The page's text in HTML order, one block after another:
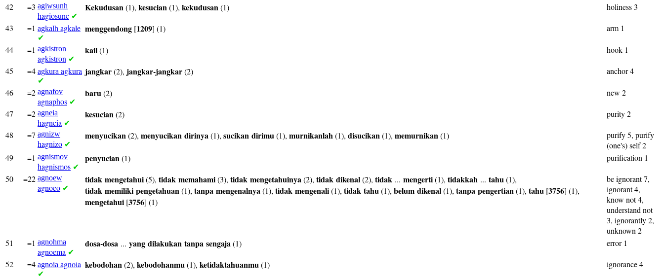
42 =3 agiwsunh
hagiosune ✔
Kekudusan(1), kesucian(1), kekudusan(1) holiness 3
43 =1 agkalh agkale
✔
menggendong [1209] (1) arm 1
44 =1 agkistron
agkistron ✔
kail(1) hook 1
45 =4 agkura agkura
✔
jangkar(2), jangkar-jangkar(2) anchor 4
46 =2 agnafov
agnaphos ✔
baru(2) new 2
47 =2 agneia
hagneia ✔
kesucian(2) purity 2
48 =7 agnizw
hagnizo ✔
menyucikan(2), menyucikan dirinya(1), sucikan dirimu(1), murnikanlah(1), disucikan(1), memurnikan(1)
purify 5, purify
(one's) self 2
49
=1 agnismov
hagnismos ✔
penyucian(1) purification 1
50 =22 agnoew
agnoeo ✔
tidak mengetahui(5), tidak memahami(3), tidak mengetahuinya(2), tidak dikenal(2), tidak ... mengerti(1), tidakkah ... tahu(1),
tidak memiliki pengetahuan(1), tanpa mengenalnya(1), tidak mengenali(1), tidak tahu(1), belum dikenal(1), tanpa pengertian(1), tahu [3756] (1),
mengetahui [3756] (1)
be ignorant 7,
ignorant 4,
know not 4,
understand not
3, ignorantly 2,
unknown 2
51
=1 agnohma
agnoema ✔
dosa-dosa ... yang dilakukan tanpa sengaja(1) error 1
52 =4 agnoia agnoia
✔
kebodohan(2), kebodohanmu(1), ketidaktahuanmu(1) ignorance 4